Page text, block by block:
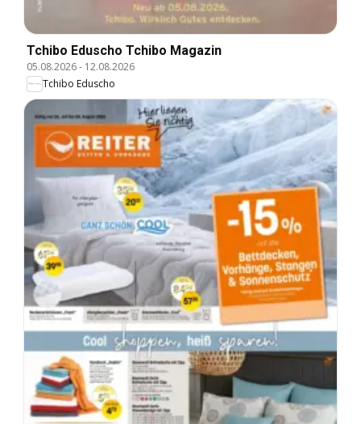
Tchibo Eduscho Tchibo Magazin
05.08.2026- 12.08.2026
Tchibo Eduscho